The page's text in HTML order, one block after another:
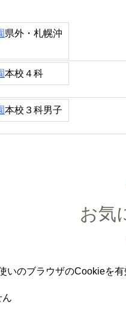
県外・札幌沖
本校４科
本校３科男子
お気
のブラウザのCookieを有
ん